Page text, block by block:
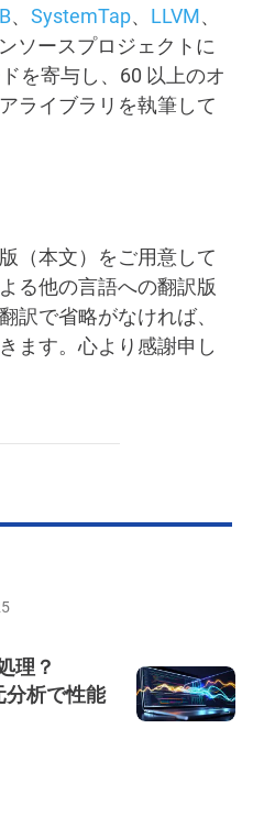
、 SystemTap、 LLVM、
ソースプロジェクトに
を寄与し、60 以上のオ
ライブラリを執筆して
（本文）をご用意して
る他の言語への翻訳版
訳で省略がなければ、
ます。心より感謝申し
理？
分析で性能